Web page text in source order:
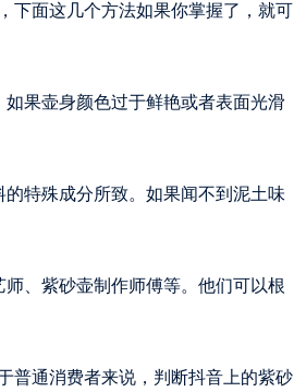
下面这几个方法如果你掌握了，就可
果壶身颜色过于鲜艳或者表面光滑
特殊成分所致。如果闻不到泥土味
、紫砂壶制作师傅等。他们可以根
普通消费者来说，判断抖音上的紫砂